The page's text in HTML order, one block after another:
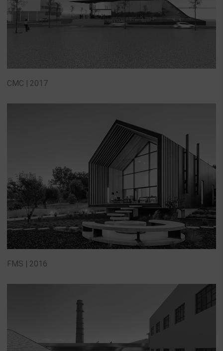
CMC | 2017
FMS | 2016